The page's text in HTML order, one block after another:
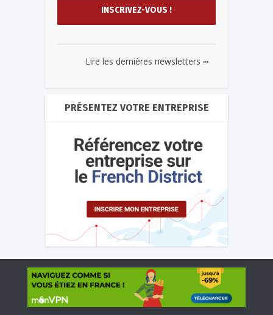
Lire les dernières newsletters ...
PRÉSENTEZ VOTRE ENTREPRISE